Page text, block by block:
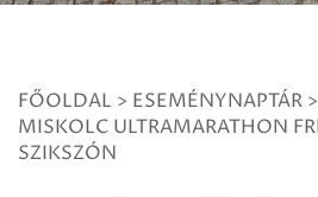
FŐOLDAL > ESEMÉNYNAPTÁR >
MISKOLC ULTRAMARATHON
SZIKSZÓN